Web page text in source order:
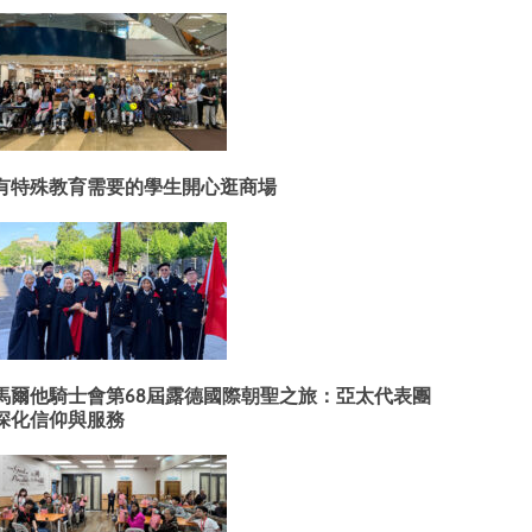
特殊教育需要的學生開心逛商場
爾他騎士會第68屆露德國際朝聖之旅：亞太代表團
化信仰與服務